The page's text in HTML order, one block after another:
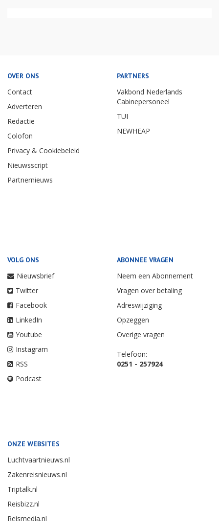
OVER ONS
Contact
Adverteren
Redactie
Colofon
Privacy & Cookiebeleid
Nieuwsscript
Partnernieuws
PARTNERS
Vakbond Nederlands
Cabinepersoneel
TUI
NEWHEAP
VOLG ONS
Nieuwsbrief
Twitter
Facebook
LinkedIn
Youtube
Instagram
RSS
Podcast
ABONNEE VRAGEN
Neem een Abonnement
Vragen over betaling
Adreswijziging
Opzeggen
Overige vragen
Telefoon:
0251 - 257924
ONZE WEBSITES
Luchtvaartnieuws.nl
Zakenreisnieuws.nl
Triptalk.nl
Reisbizz.nl
Reismedia.nl